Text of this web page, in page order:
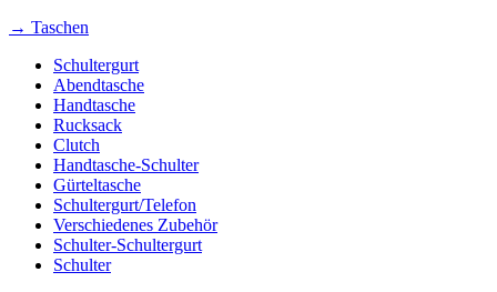
→ Taschen
Schultergurt
Abendtasche
Handtasche
Rucksack
Clutch
Handtasche-Schulter
Gürteltasche
Schultergurt/Telefon
Verschiedenes Zubehör
Schulter-Schultergurt
Schulter